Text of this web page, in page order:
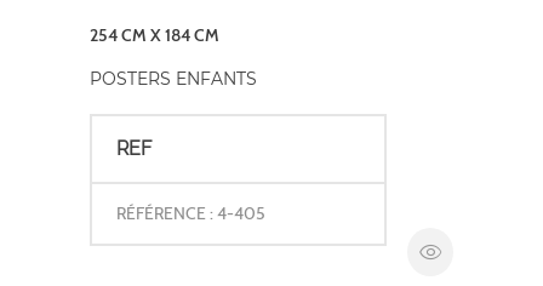
254 CM X 184 CM
POSTERS ENFANTS
REF
RÉFÉRENCE : 4-405